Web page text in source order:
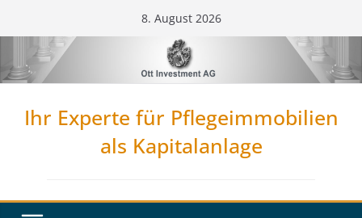
Inhalt
springen
8. August 2026
Ihr Experte für Pflegeimmobilien
als Kapitalanlage